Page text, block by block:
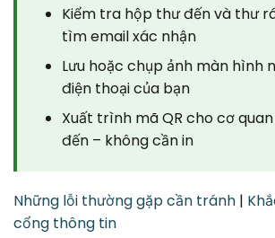
Kiểm tra hộp thư đến và thư
tìm email xác nhận
Lưu hoặc chụp ảnh màn hình
điện thoại của bạn
Xuất trình mã QR cho cơ
đến – không cần in
Những lỗi thường gặp cần tránh |
cổng thông tin